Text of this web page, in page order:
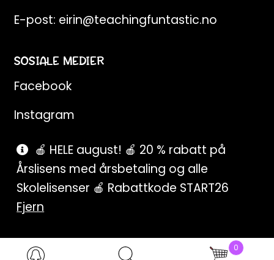
E-post: eirin@teachingfuntastic.no
SOSIALE MEDIER
Facebook
Instagram
Pinterest
SnapChat
0
🍎 HELE august! 🍎 20 % rabatt på
Årslisens med årsbetaling og alle
Skolelisenser 🍎 Rabattkode START26
Fjern